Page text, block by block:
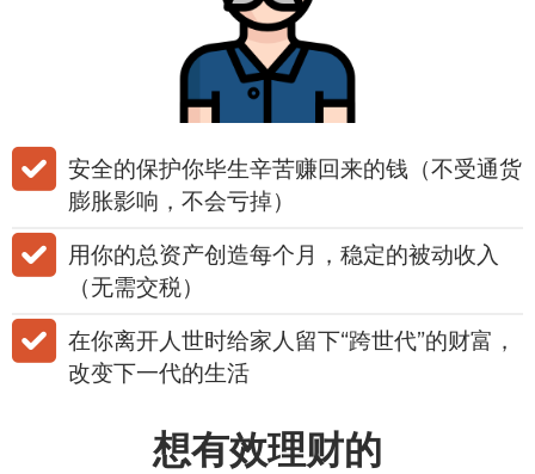
​​安全的保护你毕生辛苦赚回来的钱（不受通货
膨胀影响，不会亏掉）
用你的总资产创造每个月，稳定的被动收入
（无需交税）
在你离开人世时给家人留下“跨世代”的财富，
改变下一代的生活
想有效理财的